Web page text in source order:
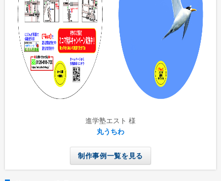
進学塾エスト 様
丸うちわ
制作事例一覧を見る